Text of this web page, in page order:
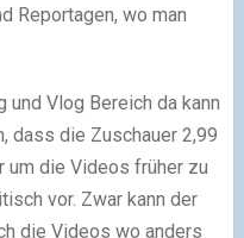
Reportagen, wo man
und Vlog Bereich da kann
dass die Zuschauer 2,99
um die Videos früher zu
vor. Zwar kann der
die Videos wo anders